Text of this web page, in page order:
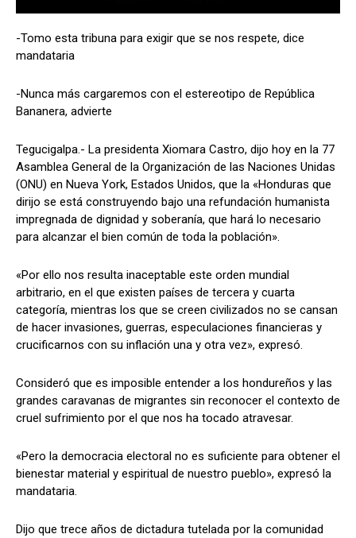
Comparta
Facebook X WhatsApp
Síganos
Comparta
Facebook X WhatsApp
Síganos
-Tomo esta tribuna para exigir que se nos respete, dice
mandataria
-Nunca más cargaremos con el estereotipo de República
Bananera, advierte
Tegucigalpa.- La presidenta Xiomara Castro, dijo hoy en la 77
Asamblea General de la Organización de las Naciones Unidas
(ONU) en Nueva York, Estados Unidos, que la «Honduras que
dirijo se está construyendo bajo una refundación humanista
impregnada de dignidad y soberanía, que hará lo necesario
para alcanzar el bien común de toda la población».
«Por ello nos resulta inaceptable este orden mundial
arbitrario, en el que existen países de tercera y cuarta
categoría, mientras los que se creen civilizados no se cansan
de hacer invasiones, guerras, especulaciones financieras y
crucificarnos con su inflación una y otra vez», expresó.
Consideró que es imposible entender a los hondureños y las
grandes caravanas de migrantes sin reconocer el contexto de
cruel sufrimiento por el que nos ha tocado atravesar.
«Pero la democracia electoral no es suficiente para obtener el
bienestar material y espiritual de nuestro pueblo», expresó la
mandataria.
Dijo que trece años de dictadura tutelada por la comunidad